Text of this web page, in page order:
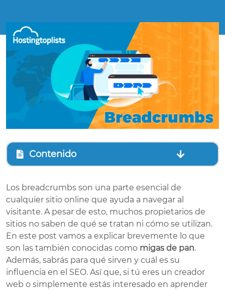
Contenido
Los breadcrumbs son una parte esencial de
cualquier sitio online que ayuda a navegar al
visitante. A pesar de esto, muchos propietarios de
sitios no saben de qué se tratan ni cómo se utilizan.
En este post vamos a explicar brevemente lo que
son las también conocidas como migas de pan.
Además, sabrás para qué sirven y cuál es su
influencia en el SEO. Así que, si tú eres un creador
web o simplemente estás interesado en aprender